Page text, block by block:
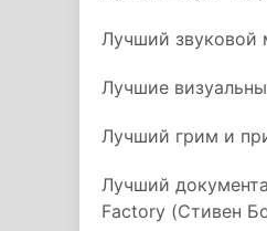
Лучший звуковой
Лучшие
Лучший грим и
Лучший
Factory (Стивен